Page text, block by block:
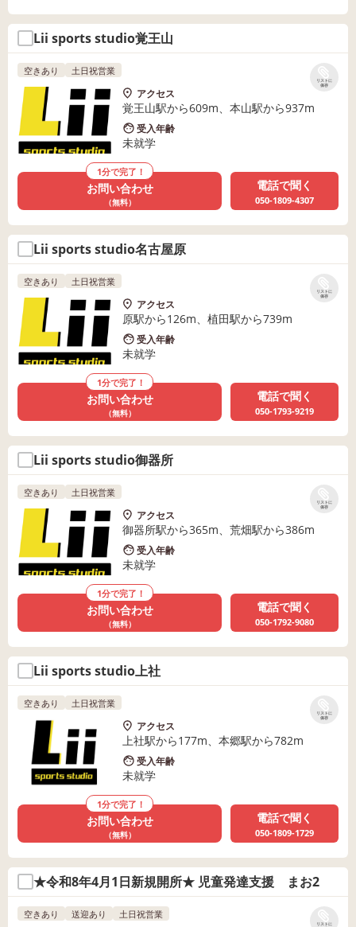
Lii sports studio覚王山
リストに
保存
空きあり 土日祝営業
アクセス
覚王山駅から609m、本山駅から937m
受入年齢
未就学
1分で完了！
お問い合わせ
（無料）
電話で聞く
050-1809-4307
Lii sports studio名古屋原
リストに
保存
空きあり 土日祝営業
アクセス
原駅から126m、植田駅から739m
受入年齢
未就学
1分で完了！
お問い合わせ
（無料）
電話で聞く
050-1793-9219
Lii sports studio御器所
リストに
保存
空きあり 土日祝営業
アクセス
御器所駅から365m、荒畑駅から386m
受入年齢
未就学
1分で完了！
お問い合わせ
（無料）
電話で聞く
050-1792-9080
Lii sports studio上社
リストに
保存
空きあり 土日祝営業
アクセス
上社駅から177m、本郷駅から782m
受入年齢
未就学
1分で完了！
お問い合わせ
（無料）
電話で聞く
050-1809-1729
★令和8年4月1日新規開所★ 児童発達支援 まお2
リストに
空きあり 送迎あり 土日祝営業